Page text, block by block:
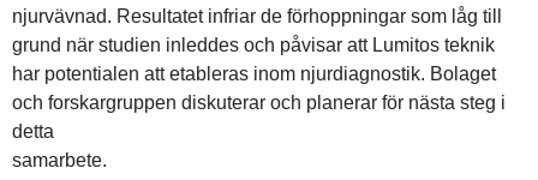
njurvävnad. Resultatet infriar de förhoppningar som låg till
grund när studien inleddes och påvisar att Lumitos teknik
har potentialen att etableras inom njurdiagnostik. Bolaget
och forskargruppen diskuterar och planerar för nästa steg i
detta
samarbete.